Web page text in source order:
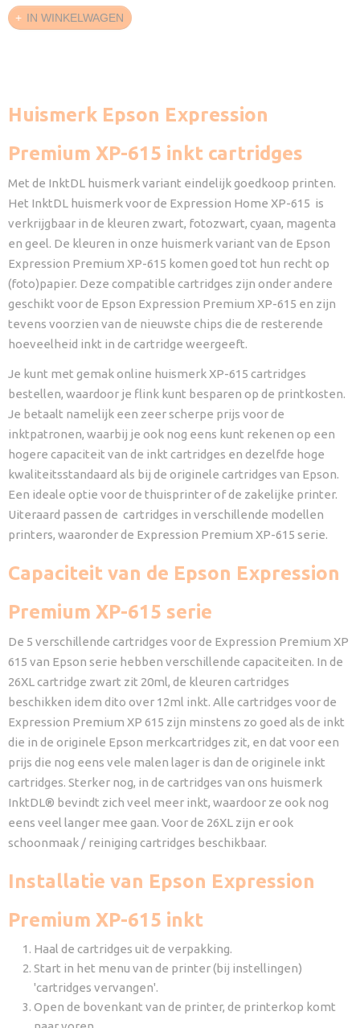
IN WINKELWAGEN
Huismerk Epson Expression
Premium XP-615 inkt cartridges
Met de InktDL huismerk variant eindelijk goedkoop printen.
Het InktDL huismerk voor de Expression Home XP-615 is
verkrijgbaar in de kleuren zwart, fotozwart, cyaan, magenta
en geel. De kleuren in onze huismerk variant van de Epson
Expression Premium XP-615 komen goed tot hun recht op
(foto)papier. Deze compatible cartridges zijn onder andere
geschikt voor de Epson Expression Premium XP-615 en zijn
tevens voorzien van de nieuwste chips die de resterende
hoeveelheid inkt in de cartridge weergeeft.
Je kunt met gemak online huismerk XP-615 cartridges
bestellen, waardoor je flink kunt besparen op de printkosten.
Je betaalt namelijk een zeer scherpe prijs voor de
inktpatronen, waarbij je ook nog eens kunt rekenen op een
hogere capaciteit van de inkt cartridges en dezelfde hoge
kwaliteitsstandaard als bij de originele cartridges van Epson.
Een ideale optie voor de thuisprinter of de zakelijke printer.
Uiteraard passen de cartridges in verschillende modellen
printers, waaronder de Expression Premium XP-615 serie.
Capaciteit van de Epson Expression
Premium XP-615 serie
De 5 verschillende cartridges voor de Expression Premium XP
615 van Epson serie hebben verschillende capaciteiten. In de
26XL cartridge zwart zit 20ml, de kleuren cartridges
beschikken idem dito over 12ml inkt. Alle cartridges voor de
Expression Premium XP 615 zijn minstens zo goed als de inkt
die in de originele Epson merkcartridges zit, en dat voor een
prijs die nog eens vele malen lager is dan de originele inkt
cartridges. Sterker nog, in de cartridges van ons huismerk
InktDL® bevindt zich veel meer inkt, waardoor ze ook nog
eens veel langer mee gaan. Voor de 26XL zijn er ook
schoonmaak / reiniging cartridges beschikbaar.
Installatie van Epson Expression
Premium XP-615 inkt
Haal de cartridges uit de verpakking.
Start in het menu van de printer (bij instellingen)
'cartridges vervangen'.
Open de bovenkant van de printer, de printerkop komt